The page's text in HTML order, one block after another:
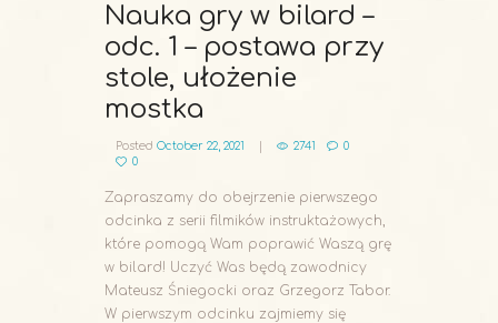
Nauka gry w bilard –
odc. 1 – postawa przy
stole, ułożenie
mostka
Posted October 22, 2021 2741
0
0
Zapraszamy do obejrzenie pierwszego
odcinka z serii filmików instruktażowych,
które pomogą Wam poprawić Waszą grę
w bilard! Uczyć Was będą zawodnicy
Mateusz Śniegocki oraz Grzegorz Tabor.
W pierwszym odcinku zajmiemy się